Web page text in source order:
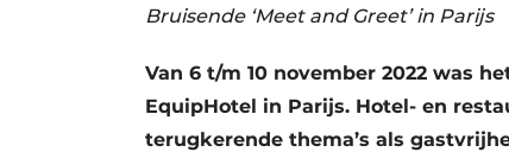
Bruisende ‘Meet and Greet’ in Parijs
Van 6 t/m 10 november 2022 was
EquipHotel in Parijs. Hotel- en
terugkerende thema’s als